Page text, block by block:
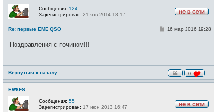
е
в
с
Сообщения: 124
Зарегистрирован: 21 янв 2014 18:17
Re: первые EME QSO
0
С
е
16 мар 2016 19:28
Поздравления с почином!!!
Вернуться к началу
EW6FS
Сообщения: 55
Зарегистрирован: 17 июн 2013 16:47